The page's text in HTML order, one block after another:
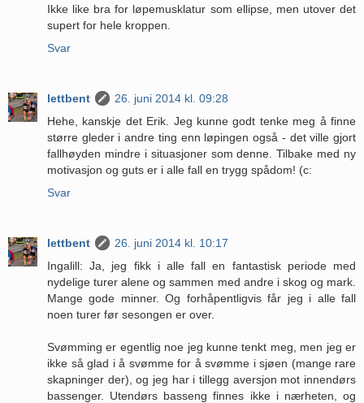
Ikke like bra for løpemusklatur som ellipse, men utover det
supert for hele kroppen.
Svar
lettbent
26. juni 2014 kl. 09:28
Hehe, kanskje det Erik. Jeg kunne godt tenke meg å finne
større gleder i andre ting enn løpingen også - det ville gjort
fallhøyden mindre i situasjoner som denne. Tilbake med ny
motivasjon og guts er i alle fall en trygg spådom! (c:
Svar
lettbent
26. juni 2014 kl. 10:17
Ingalill: Ja, jeg fikk i alle fall en fantastisk periode med
nydelige turer alene og sammen med andre i skog og mark.
Mange gode minner. Og forhåpentligvis får jeg i alle fall
noen turer før sesongen er over.
Svømming er egentlig noe jeg kunne tenkt meg, men jeg er
ikke så glad i å svømme for å svømme i sjøen (mange rare
skapninger der), og jeg har i tillegg aversjon mot innendørs
bassenger. Utendørs basseng finnes ikke i nærheten, og